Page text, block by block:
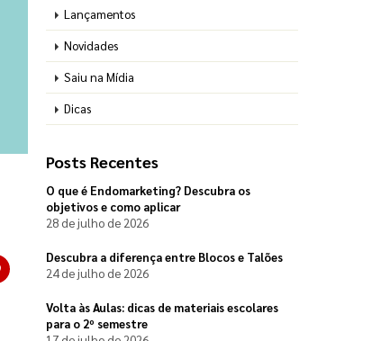
Lançamentos
Novidades
Saiu na Mídia
Dicas
Posts Recentes
O que é Endomarketing? Descubra os
objetivos e como aplicar
28 de julho de 2026
Descubra a diferença entre Blocos e Talões
24 de julho de 2026
Volta às Aulas: dicas de materiais escolares
para o 2º semestre